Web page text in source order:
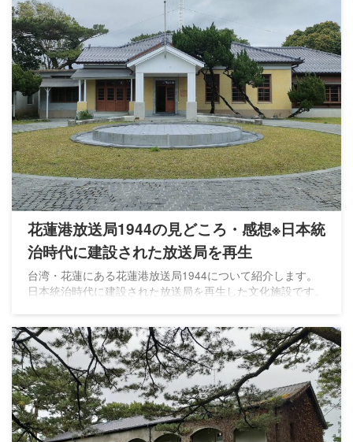
花蓮港放送局1944の見どころ・感想※日本統
治時代に建設された放送局を再生
台湾・花蓮にある花蓮港放送局1944について紹介します。
日本統治時代に建設された放送局を再生した文化施設です。